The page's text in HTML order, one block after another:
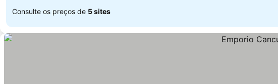
Consulte os preços de 5 sites